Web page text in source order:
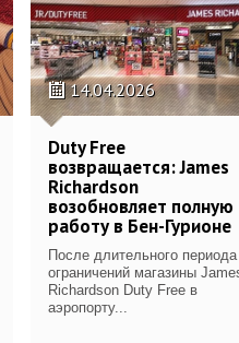
14.04.2026
Duty Free
возвращается: James
Richardson
возобновляет полную
работу в Бен-Гурионе
После длительного периода
ограничений магазины
Richardson Duty Free в
аэропорту...